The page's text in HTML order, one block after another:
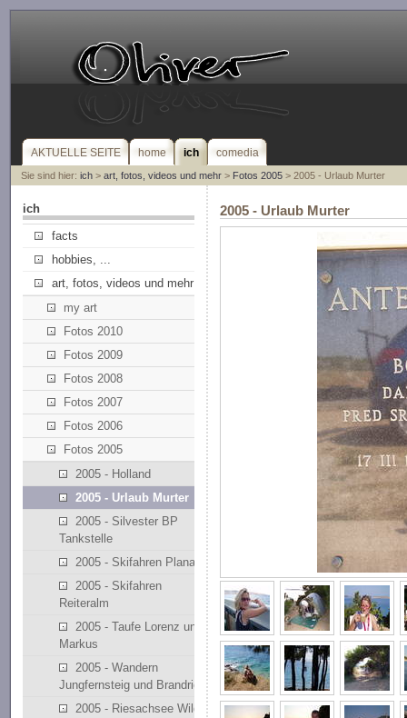
AKTUELLE SEITE home ich comedia
Sie sind hier: ich> art, fotos, videos und mehr> Fotos 2005> 2005 - Urlaub Murter
ich
facts
hobbies, ...
art, fotos, videos und mehr
my art
Fotos 2010
Fotos 2009
Fotos 2008
Fotos 2007
Fotos 2006
Fotos 2005
2005 - Holland
2005 - Urlaub Murter
2005 - Silvester BP
Tankstelle
2005 - Skifahren Planai
2005 - Skifahren
Reiteralm
2005 - Taufe Lorenz und
Markus
2005 - Wandern
Jungfernsteig und Brandriedl
2005 - Riesachsee Wilde
2005 - Urlaub Murter